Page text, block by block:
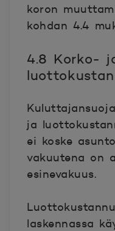
koron
kohdan 4.4
4.8 Korko-
ja
ei koske
vakuutena on
esinevakuus.
laskennassa